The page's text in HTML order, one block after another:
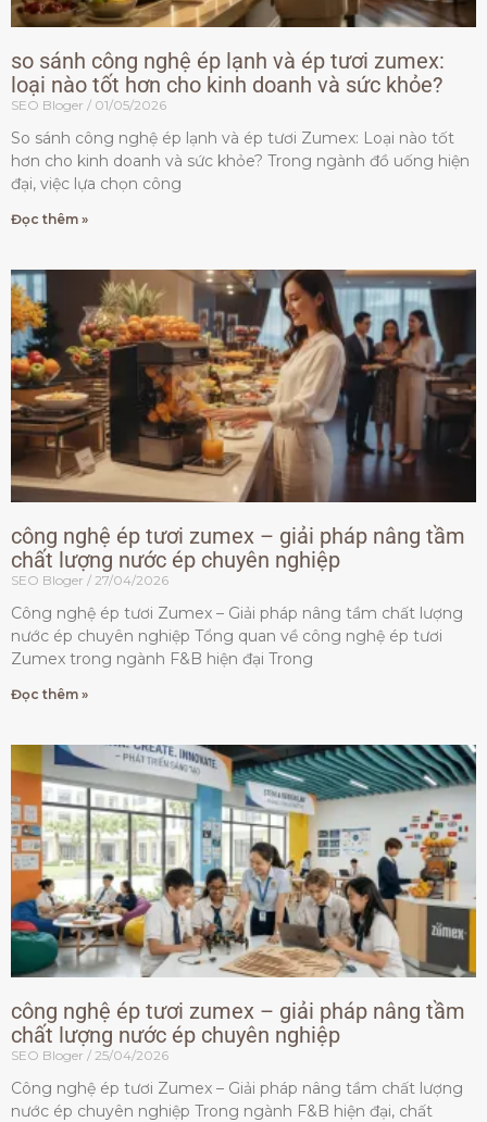
so sánh công nghệ ép lạnh và ép tươi zumex:
loại nào tốt hơn cho kinh doanh và sức khỏe?
SEO Bloger 01/05/2026
So sánh công nghệ ép lạnh và ép tươi Zumex: Loại nào tốt
hơn cho kinh doanh và sức khỏe? Trong ngành đồ uống hiện
đại, việc lựa chọn công
Đọc thêm »
công nghệ ép tươi zumex – giải pháp nâng tầm
chất lượng nước ép chuyên nghiệp
SEO Bloger 27/04/2026
Công nghệ ép tươi Zumex – Giải pháp nâng tầm chất lượng
nước ép chuyên nghiệp Tổng quan về công nghệ ép tươi
Zumex trong ngành F&B hiện đại Trong
Đọc thêm »
công nghệ ép tươi zumex – giải pháp nâng tầm
chất lượng nước ép chuyên nghiệp
SEO Bloger 25/04/2026
Công nghệ ép tươi Zumex – Giải pháp nâng tầm chất lượng
nước ép chuyên nghiệp Trong ngành F&B hiện đại, chất